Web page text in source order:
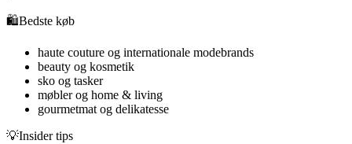
🛍️Bedste køb
haute couture og internationale modebrands
beauty og kosmetik
sko og tasker
møbler og home & living
gourmetmat og delikatesse
💡Insider tips